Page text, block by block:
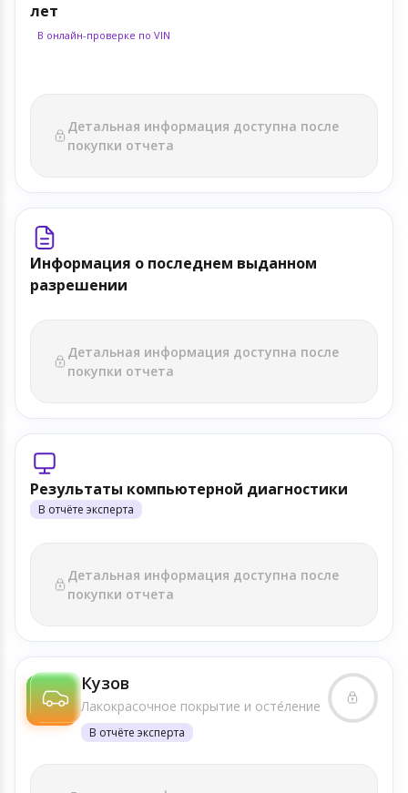
лет
В онлайн-проверке по VIN
Детальная информация доступна после
покупки отчета
Информация о последнем выданном
разрешении
Детальная информация доступна после
покупки отчета
Результаты компьютерной диагностики
В отчёте эксперта
Детальная информация доступна после
покупки отчета
Кузов
Лакокрасочное покрытие и осте́ление
В отчёте эксперта